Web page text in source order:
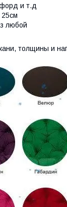
и т.д
любой
толщины и